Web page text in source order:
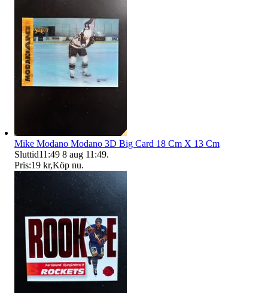
Mike Modano Modano 3D Big Card 18 Cm X 13 Cm
Sluttid11:49 8 aug 11:49.
Pris:19 kr,Köp nu.